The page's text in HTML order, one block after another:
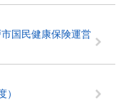
国民健康保険運営